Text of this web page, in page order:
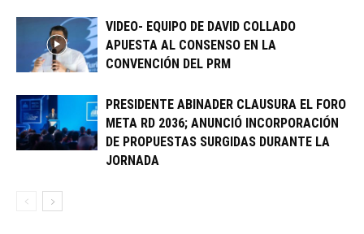
VIDEO- EQUIPO DE DAVID COLLADO
APUESTA AL CONSENSO EN LA
CONVENCIÓN DEL PRM
PRESIDENTE ABINADER CLAUSURA EL FORO
META RD 2036; ANUNCIÓ INCORPORACIÓN
DE PROPUESTAS SURGIDAS DURANTE LA
JORNADA